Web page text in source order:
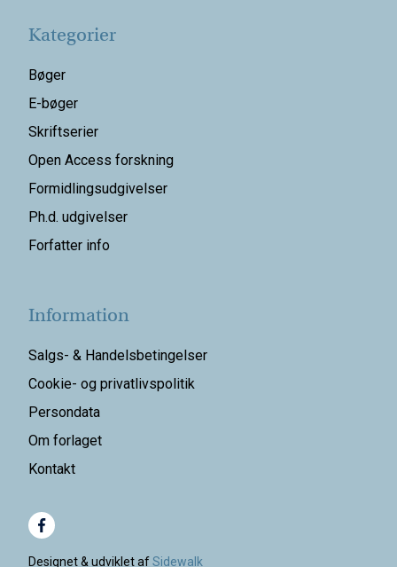
Kategorier
Bøger
E-bøger
Skriftserier
Open Access forskning
Formidlingsudgivelser
Ph.d. udgivelser
Forfatter info
Information
Salgs- & Handelsbetingelser
Cookie- og privatlivspolitik
Persondata
Om forlaget
Kontakt
Designet & udviklet afSidewalk